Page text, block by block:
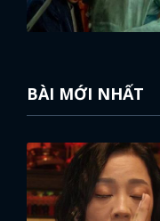
BÀI MỚI NHẤT